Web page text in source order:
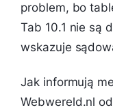
problem, bo
Tab 10.1 nie są
wskazuje
Jak informują
Webwereld.nl